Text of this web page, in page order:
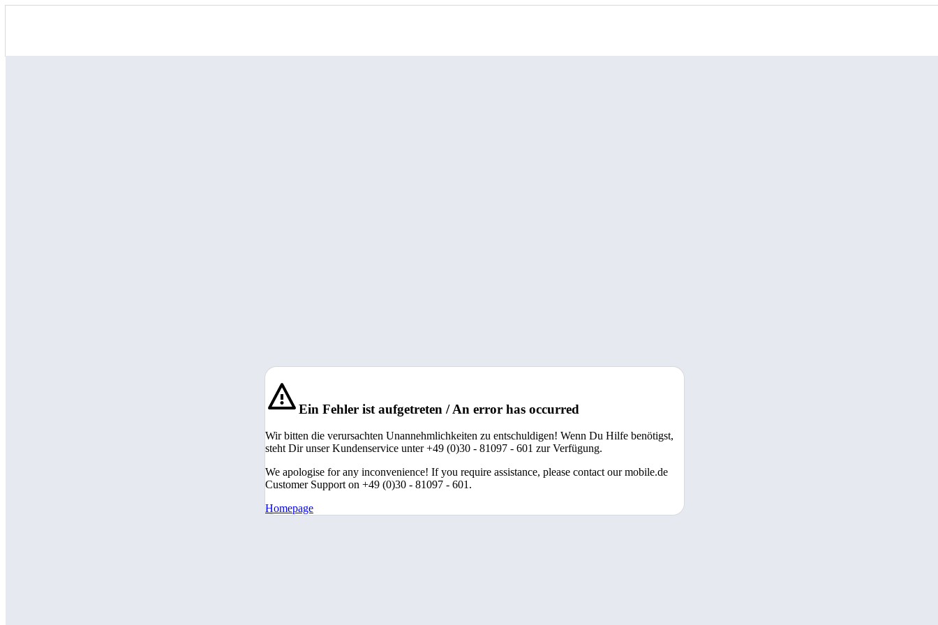
Ein Fehler ist aufgetreten / An error has occurred
Wir bitten die verursachten Unannehmlichkeiten zu entschuldigen! Wenn Du Hilfe benötigst,
steht Dir unser Kundenservice unter +49 (0)30 - 81097 - 601 zur Verfügung.
We apologise for any inconvenience! If you require assistance, please contact our mobile.de
Customer Support on +49 (0)30 - 81097 - 601.
Homepage